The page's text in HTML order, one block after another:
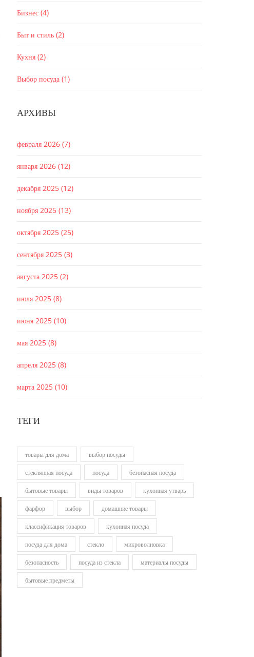
Бизнес (4)
Быт и стиль (2)
Кухня (2)
Выбор посуда (1)
АРХИВЫ
февраля 2026 (7)
января 2026 (12)
декабря 2025 (12)
ноября 2025 (13)
октября 2025 (25)
сентября 2025 (3)
августа 2025 (2)
июля 2025 (8)
июня 2025 (10)
мая 2025 (8)
апреля 2025 (8)
марта 2025 (10)
ТЕГИ
товары для дома выбор посуды
стеклянная посуда посуда безопасная посуда
бытовые товары виды товаров кухонная утварь
фарфор выбор домашние товары
классификация товаров кухонная посуда
посуда для дома стекло микроволновка
безопасность посуда из стекла материалы посуды
бытовые предметы